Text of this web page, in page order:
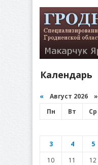
Календарь
« Август 2026 »
Пн
Вт Ср
3
4 5
10
11 12